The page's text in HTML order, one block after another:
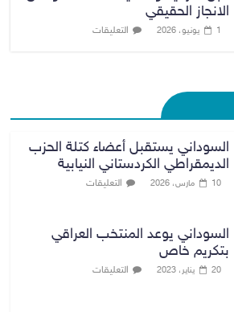
الانجاز الحقيقي
1 يونيو، 2026 التعليقات
السوداني يستقبل أعضاء كتلة الحزب
الديمقراطي الكردستاني النيابية
10 مارس، 2026 التعليقات
السوداني يوعد المنتخب العراقي
بتكريم خاص
20 يناير، 2023 التعليقات